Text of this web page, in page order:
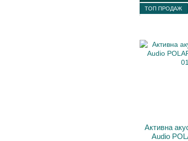
ТОП ПРОДАЖ
Активна
Audio